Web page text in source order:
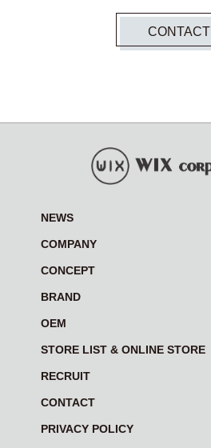
CONTACT
NEWS
COMPANY
CONCEPT
BRAND
OEM
STORE LIST & ONLINE STORE
RECRUIT
CONTACT
PRIVACY POLICY